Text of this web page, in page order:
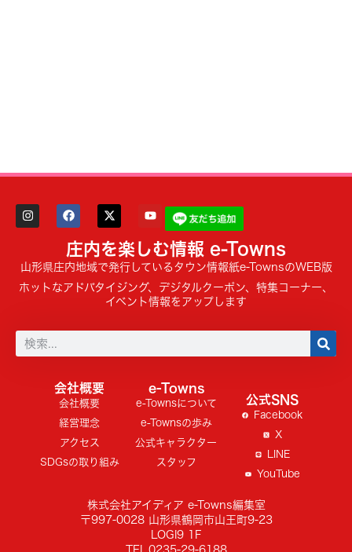
庄内を楽しむ情報 e-Towns
山形県庄内地域で発行しているタウン情報紙e-TownsのWEB版
ホットなアドバタイジング、デジタルクーポン、特集コーナー、
イベント情報をアップします
会社概要
会社概要
経営理念
アクセス
SDGsの取り組み
e-Towns
e-Townsについて
e-Townsの歩み
公式キャラクター
スタッフ
公式SNS
Facebook
X
LINE
YouTube
株式会社アイディア e-Towns編集室
〒997-0028 山形県鶴岡市山王町9-23
LOGI9 1F
TEL.0235-29-6188